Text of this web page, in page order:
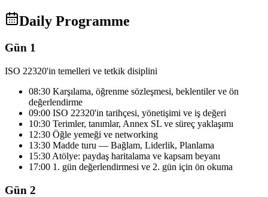
Daily Programme
Gün 1
ISO 22320'in temelleri ve tetkik disiplini
08:30 Karşılama, öğrenme sözleşmesi, beklentiler ve ön
değerlendirme
09:00 ISO 22320'in tarihçesi, yönetişimi ve iş değeri
10:30 Terimler, tanımlar, Annex SL ve süreç yaklaşımı
12:30 Öğle yemeği ve networking
13:30 Madde turu — Bağlam, Liderlik, Planlama
15:30 Atölye: paydaş haritalama ve kapsam beyanı
17:00 1. gün değerlendirmesi ve 2. gün için ön okuma
Gün 2